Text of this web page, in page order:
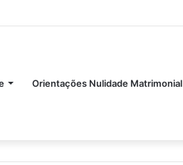
Orientações Nulidade Matrimonial